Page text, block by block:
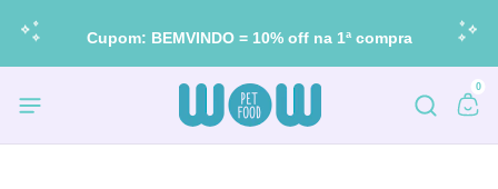
Cupom: BEMVINDO = 10% off na 1ª compra
0